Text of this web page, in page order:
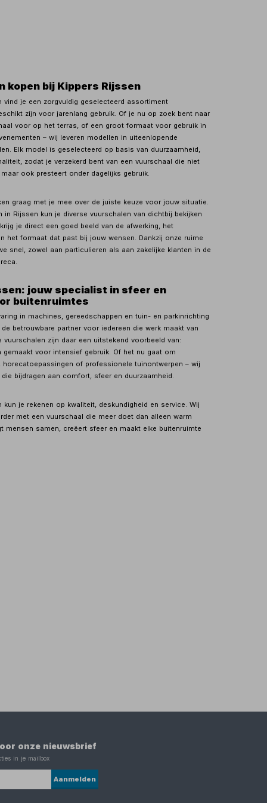
kopen bij Kippers Rijssen
vind je een zorgvuldig geselecteerd assortiment
zijn voor jarenlang gebruik. Of je nu op zoek bent naar
voor op het terras, of een groot formaat voor gebruik in
– wij leveren modellen in uiteenlopende
Elk model is geselecteerd op basis van duurzaamheid,
zodat je verzekerd bent van een vuurschaal die niet
ook presteert onder dagelijks gebruik.
graag met je mee over de juiste keuze voor jouw situatie.
in Rijssen kun je diverse vuurschalen van dichtbij bekijken
krijg je direct een goed beeld van de afwerking, het
het formaat dat past bij jouw wensen. Dankzij onze ruime
snel, zowel aan particulieren als aan zakelijke klanten in de
jouw specialist in sfeer en
buitenruimtes
in machines, gereedschappen en tuin- en parkinrichting
betrouwbare partner voor iedereen die werk maakt van
vuurschalen zijn daar een uitstekend voorbeeld van:
gemaakt voor intensief gebruik. Of het nu gaat om
horecatoepassingen of professionele tuinontwerpen – wij
die bijdragen aan comfort, sfeer en duurzaamheid.
kun je rekenen op kwaliteit, deskundigheid en service. Wij
met een vuurschaal die meer doet dan alleen warm
mensen samen, creëert sfeer en maakt elke buitenruimte
onze nieuwsbrief
in je mailbox
Aanmelden